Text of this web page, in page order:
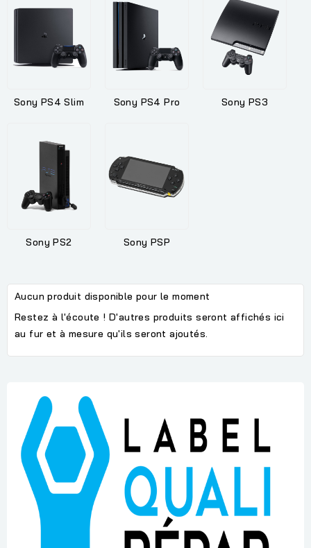
Sony PS4 Slim Sony PS4 Pro Sony PS3
Sony PS2 Sony PSP
Aucun produit disponible pour le moment
Restez à l'écoute ! D'autres produits seront affichés ici
au fur et à mesure qu'ils seront ajoutés.